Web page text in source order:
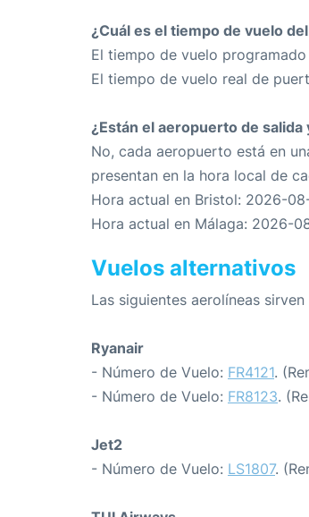
¿Cuál es el tiempo de vuelo
El tiempo de vuelo
El tiempo de vuelo real de
¿Están el aeropuerto de salida
No, cada aeropuerto está en
presentan en la hora local de
Hora actual en Bristol: 2026-
Hora actual en Málaga: 2026-
Vuelos alternativos
Las siguientes aerolíneas
Ryanair
- Número de Vuelo: FR4121.
- Número de Vuelo: FR8123.
Jet2
- Número de Vuelo: LS1807.